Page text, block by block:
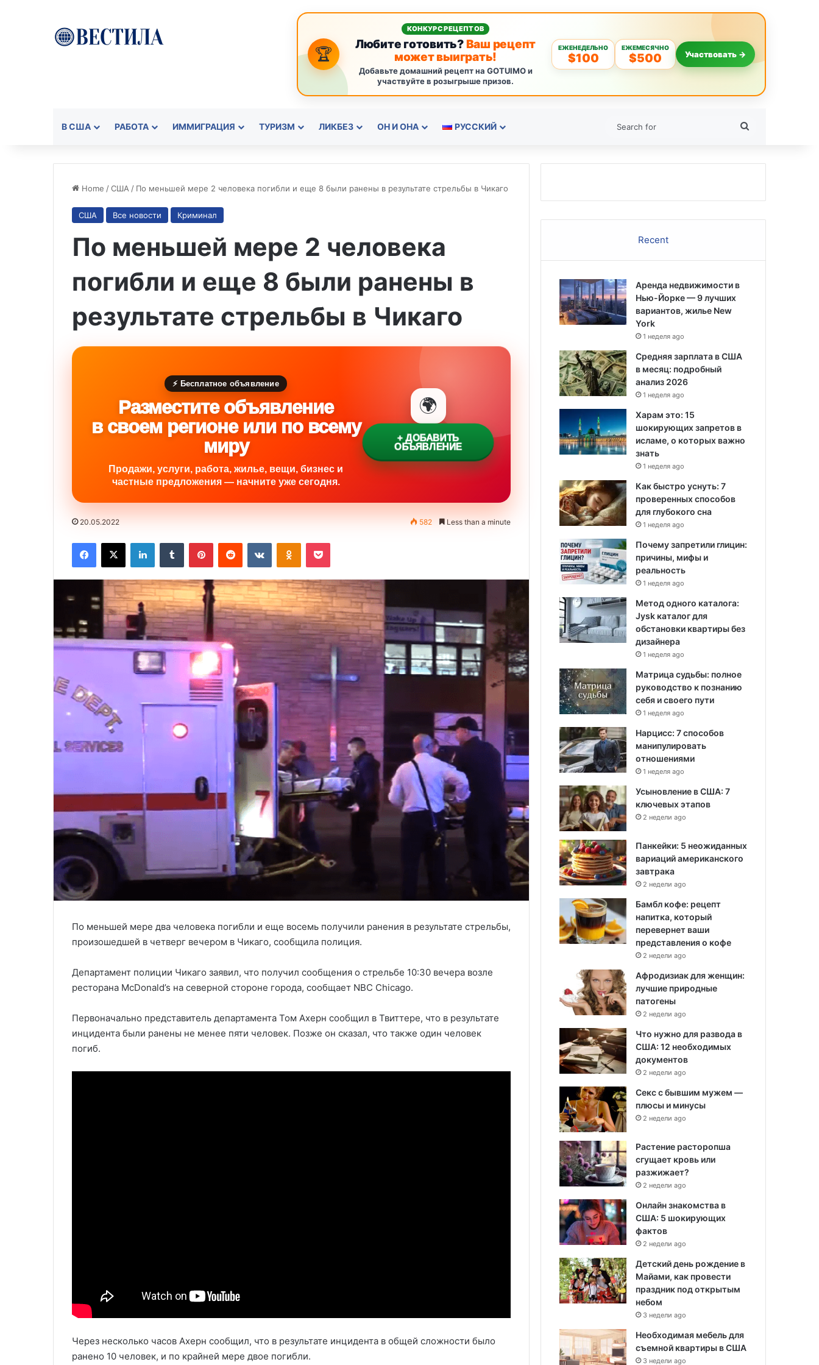
🏆
КОНКУРС РЕЦЕПТОВ
Любите готовить?Ваш рецепт
может выиграть!
Добавьте домашний рецепт на GOTUIMO и
участвуйте в розыгрыше призов.
ЕЖЕНЕДЕЛЬНО
$100
ЕЖЕМЕСЯЧНО
$500 Участвовать →
В США РАБОТА ИММИГРАЦИЯ ТУРИЗМ ЛИКБЕЗ ОН И ОНА РУССКИЙ
Home /США / По меньшей мере 2 человека погибли и еще 8 были ранены в результате стрельбы в Чикаго
США Все новости Криминал
По меньшей мере 2 человека
погибли и еще 8 были ранены в
результате стрельбы в Чикаго
⚡ Бесплатное объявление
Разместите объявление
в своем регионе или по всему
миру
Продажи, услуги, работа, жилье, вещи, бизнес и
частные предложения — начните уже сегодня.
🌍
+ ДОБАВИТЬ
ОБЪЯВЛЕНИЕ
20.05.2022 582 Less than a minute
По меньшей мере два человека погибли и еще восемь получили ранения в результате стрельбы,
произошедшей в четверг вечером в Чикаго, сообщила полиция.
Департамент полиции Чикаго заявил, что получил сообщения о стрельбе 10:30 вечера возле
ресторана McDonald’s на северной стороне города, сообщает NBC Chicago.
Первоначально представитель департамента Том Ахерн сообщил в Твиттере, что в результате
инцидента были ранены не менее пяти человек. Позже он сказал, что также один человек
погиб.
Через несколько часов Ахерн сообщил, что в результате инцидента в общей сложности было
ранено 10 человек, и по крайней мере двое погибли.
Recent
Аренда недвижимости в
Нью-Йорке — 9 лучших
вариантов, жилье New
York
1 неделя ago
Средняя зарплата в США
в месяц: подробный
анализ 2026
1 неделя ago
Харам это: 15
шокирующих запретов в
исламе, о которых важно
знать
1 неделя ago
Как быстро уснуть: 7
проверенных способов
для глубокого сна
1 неделя ago
Почему запретили глицин:
причины, мифы и
реальность
1 неделя ago
Метод одного каталога:
Jysk каталог для
обстановки квартиры без
дизайнера
1 неделя ago
Матрица судьбы: полное
руководство к познанию
себя и своего пути
1 неделя ago
Нарцисс: 7 способов
манипулировать
отношениями
1 неделя ago
Усыновление в США: 7
ключевых этапов
2 недели ago
Панкейки: 5 неожиданных
вариаций американского
завтрака
2 недели ago
Бамбл кофе: рецепт
напитка, который
перевернет ваши
представления о кофе
2 недели ago
Афродизиак для женщин:
лучшие природные
патогены
2 недели ago
Что нужно для развода в
США: 12 необходимых
документов
2 недели ago
Секс с бывшим мужем —
плюсы и минусы
2 недели ago
Растение расторопша
сгущает кровь или
разжижает?
2 недели ago
Онлайн знакомства в
США: 5 шокирующих
фактов
2 недели ago
Детский день рождение в
Майами, как провести
праздник под открытым
небом
3 недели ago
Необходимая мебель для
съемной квартиры в США
3 недели ago